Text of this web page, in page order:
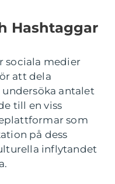
Hashtaggar
sociala medier
att dela
antalet
till en viss
som
på dess
inflytandet